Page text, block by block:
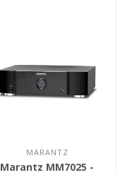
MARANTZ
Marantz MM7025 -